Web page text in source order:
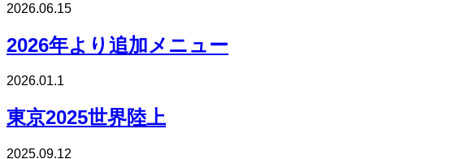
2026.06.15
2026年より追加メニュー
2026.01.1
東京2025世界陸上
2025.09.12